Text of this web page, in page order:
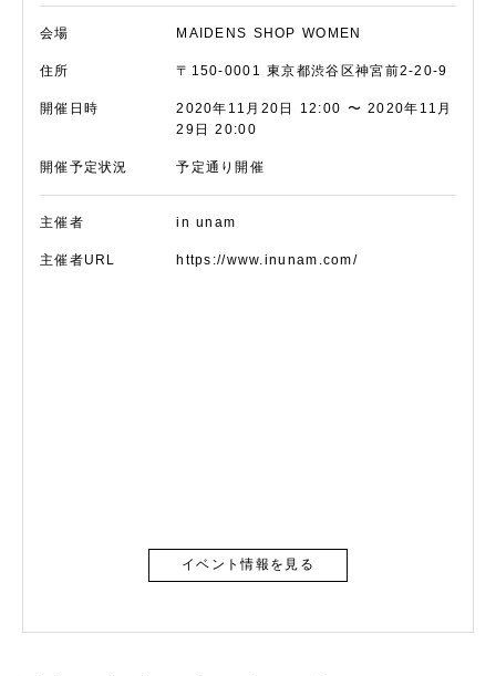
会場 MAIDENS SHOP WOMEN
住所 〒150-0001 東京都渋谷区神宮前2-20-9
開催日時
2020年11月20日 12:00 〜 2020年11月
29日 20:00
開催予定状況 予定通り開催
主催者 in unam
主催者URL https://www.inunam.com/
イベント情報を見る